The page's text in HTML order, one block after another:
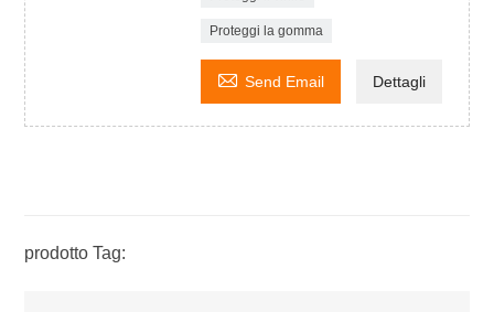
Proteggi la gomma
 Send Email Dettagli
prodotto Tag: